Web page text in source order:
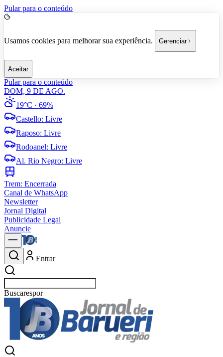
Pular para o conteúdo
Usamos cookies para melhorar sua experiência. Gerenciar
Aceitar
Pular para o conteúdo
DOM, 9 DE AGO.
19°C · 69%
Castello: Livre
Raposo: Livre
Rodoanel: Livre
Al. Rio Negro: Livre
Trem: Encerrada
Canal de WhatsApp
Newsletter
Jornal Digital
Publicidade Legal
Anuncie
Entrar
Buscarn